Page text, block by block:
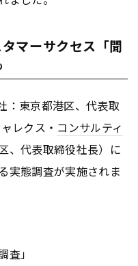
マーサクセス「聞
：東京都港区、代表取
レクス・ コンサルティ
、代表取締役社長）に
実態調査が実施されま
査」